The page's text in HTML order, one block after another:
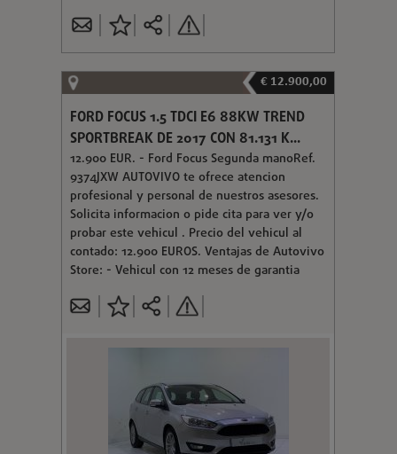
€ 12.900,00
FORD FOCUS 1.5 TDCI E6 88KW TREND
SPORTBREAK DE 2017 CON 81.131 K...
12.900 EUR. - Ford Focus Segunda manoRef.
9374JXW AUTOVIVO te ofrece atencion
profesional y personal de nuestros asesores.
Solicita informacion o pide cita para ver y/o
probar este vehicul . Precio del vehicul al
contado: 12.900 EUROS. Ventajas de Autovivo
Store: - Vehicul con 12 meses de garantia